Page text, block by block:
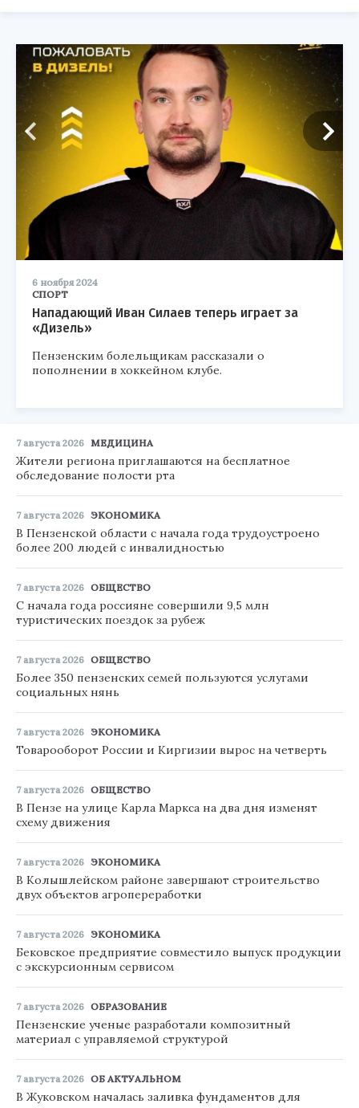
6 ноября 2024
СПОРТ
Нападающий Иван Силаев теперь играет за
«Дизель»
Пензенским болельщикам рассказали о
пополнении в хоккейном клубе.
7 августа 2026 МЕДИЦИНА
Жители региона приглашаются на бесплатное
обследование полости рта
7 августа 2026 ЭКОНОМИКА
В Пензенской области с начала года трудоустроено
более 200 людей с инвалидностью
7 августа 2026 ОБЩЕСТВО
С начала года россияне совершили 9,5 млн
туристических поездок за рубеж
7 августа 2026 ОБЩЕСТВО
Более 350 пензенских семей пользуются услугами
социальных нянь
7 августа 2026 ЭКОНОМИКА
Товарооборот России и Киргизии вырос на четверть
7 августа 2026 ОБЩЕСТВО
В Пензе на улице Карла Маркса на два дня изменят
схему движения
7 августа 2026 ЭКОНОМИКА
В Колышлейском районе завершают строительство
двух объектов агропереработки
7 августа 2026 ЭКОНОМИКА
Бековское предприятие совместило выпуск продукции
с экскурсионным сервисом
7 августа 2026 ОБРАЗОВАНИЕ
Пензенские ученые разработали композитный
материал с управляемой структурой
7 августа 2026 ОБ АКТУАЛЬНОМ
В Жуковском началась заливка фундаментов для